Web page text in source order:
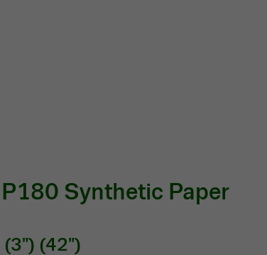
Synthetic Paper
(3") (42")